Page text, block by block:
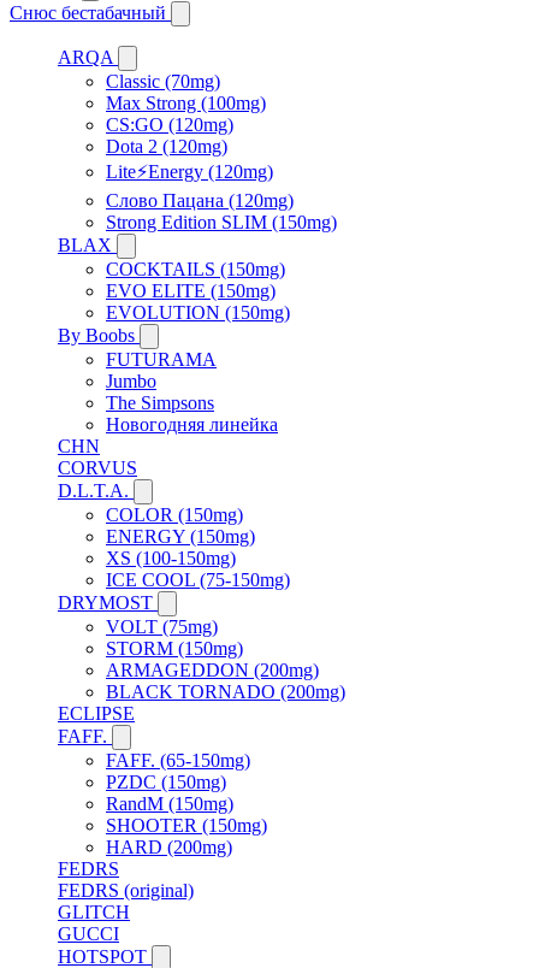
Снюс бестабачный
ARQA
Classic (70mg)
Max Strong (100mg)
CS:GO (120mg)
Dota 2 (120mg)
Lite⚡Energy (120mg)
Слово Пацана (120mg)
Strong Edition SLIM (150mg)
BLAX
COCKTAILS (150mg)
EVO ELITE (150mg)
EVOLUTION (150mg)
By Boobs
FUTURAMA
Jumbo
The Simpsons
Новогодняя линейка
CHN
CORVUS
D.L.T.A.
COLOR (150mg)
ENERGY (150mg)
XS (100-150mg)
ICE COOL (75-150mg)
DRYMOST
VOLT (75mg)
STORM (150mg)
ARMAGEDDON (200mg)
BLACK TORNADO (200mg)
ECLIPSE
FAFF.
FAFF. (65-150mg)
PZDC (150mg)
RandM (150mg)
SHOOTER (150mg)
HARD (200mg)
FEDRS
FEDRS (original)
GLITCH
GUCCI
HOTSPOT